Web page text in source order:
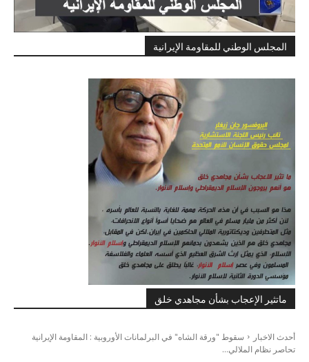
المجلس الوطني للمقاومة الإيرانية
ماتثير الإعجاب بشأن مجاهدي خلق
أحدث الاخبار
سقوط "ورقة الشاه" في البرلمانات الأوروبية : المقاومة الإيرانية
تحاصر نظام الملالي...